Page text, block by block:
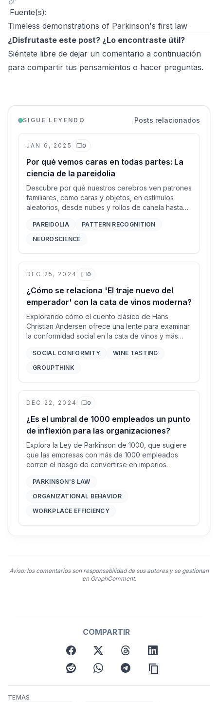
Fuente(s):
Timeless demonstrations of Parkinson's first law
¿Disfrutaste este post? ¿Lo encontraste útil?
Siéntete libre de dejar un comentario a continuación
para compartir tus pensamientos o hacer preguntas.
SIGUE LEYENDO Posts relacionados
JAN 6, 2025 0
Comentarios
Por qué vemos caras en todas partes: La
ciencia de la pareidolia
Descubre por qué nuestros cerebros ven patrones
familiares, como caras y objetos, en estímulos
aleatorios, desde nubes y rollos de canela hasta
PAREIDOLIA
PATTERN RECOGNITION
NEUROSCIENCE
DEC 25, 2024 0
Comentarios
¿Cómo se relaciona 'El traje nuevo del
emperador' con la cata de vinos moderna?
Explorando cómo el cuento clásico de Hans
Christian Andersen ofrece una lente para examinar
la conformidad social en la cata de vinos y más
SOCIAL CONFORMITY
WINE TASTING
GROUPTHINK
DEC 22, 2024 0
Comentarios
¿Es el umbral de 1000 empleados un punto
de inflexión para las organizaciones?
Explora la Ley de Parkinson de 1000, que sugiere
que las empresas con más de 1000 empleados
corren el riesgo de convertirse en imperios
sostenerse en lugar de interactuar con el mundo
exterior. Descubre cómo este fenómeno impacta la
PARKINSON'S LAW
ORGANIZATIONAL BEHAVIOR
WORKPLACE EFFICIENCY
Aviso: los comentarios son responsabilidad de sus autores y se gestionan
en GraphComment.
COMPARTIR
facebooktwitter threads linkedin
reddit whatsapptelegram
TEMAS